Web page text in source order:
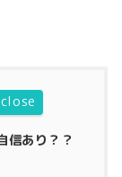
信あり？？